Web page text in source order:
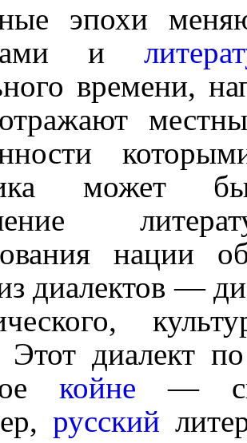
эпохи
и
времени,
может
нации
диалек­тов —
Этот диалект
койне —
русский